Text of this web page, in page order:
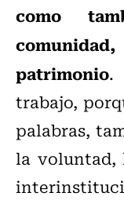
como
patrimonio.
trabajo,
palabras,
la voluntad,